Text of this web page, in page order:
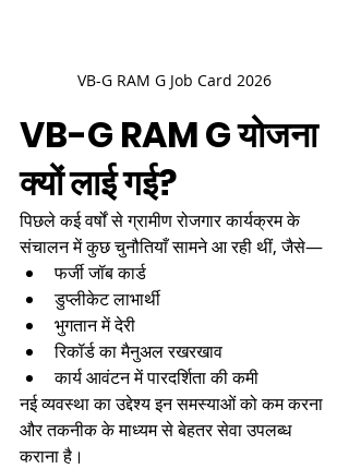
VB-G RAM G Job Card 2026
VB-G RAM G योजना
क्यों लाई गई?
पिछले कई वर्षों से ग्रामीण रोजगार कार्यक्रम के
संचालन में कुछ चुनौतियाँ सामने आ रही थीं, जैसे—
फर्जी जॉब कार्ड
डुप्लीकेट लाभार्थी
भुगतान में देरी
रिकॉर्ड का मैनुअल रखरखाव
कार्य आवंटन में पारदर्शिता की कमी
नई व्यवस्था का उद्देश्य इन समस्याओं को कम करना
और तकनीक के माध्यम से बेहतर सेवा उपलब्ध
कराना है।